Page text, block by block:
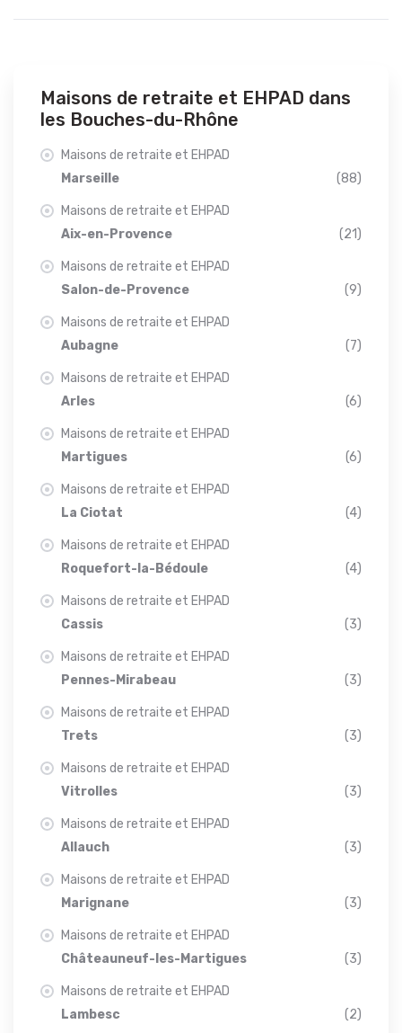
Maisons de retraite et EHPAD dans
les Bouches-du-Rhône
Maisons de retraite et EHPAD
Marseille
(88)
Maisons de retraite et EHPAD
Aix-en-Provence
(21)
Maisons de retraite et EHPAD
Salon-de-Provence
(9)
Maisons de retraite et EHPAD
Aubagne
(7)
Maisons de retraite et EHPAD
Arles
(6)
Maisons de retraite et EHPAD
Martigues
(6)
Maisons de retraite et EHPAD
La Ciotat
(4)
Maisons de retraite et EHPAD
Roquefort-la-Bédoule
(4)
Maisons de retraite et EHPAD
Cassis
(3)
Maisons de retraite et EHPAD
Pennes-Mirabeau
(3)
Maisons de retraite et EHPAD
Trets
(3)
Maisons de retraite et EHPAD
Vitrolles
(3)
Maisons de retraite et EHPAD
Allauch
(3)
Maisons de retraite et EHPAD
Marignane
(3)
Maisons de retraite et EHPAD
Châteauneuf-les-Martigues
(3)
Maisons de retraite et EHPAD
Lambesc
(2)